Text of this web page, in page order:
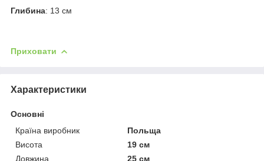
Глибина: 13 см
Приховати
Характеристики
Основні
Країна виробник
Польща
Висота
19 см
Довжина
25 см